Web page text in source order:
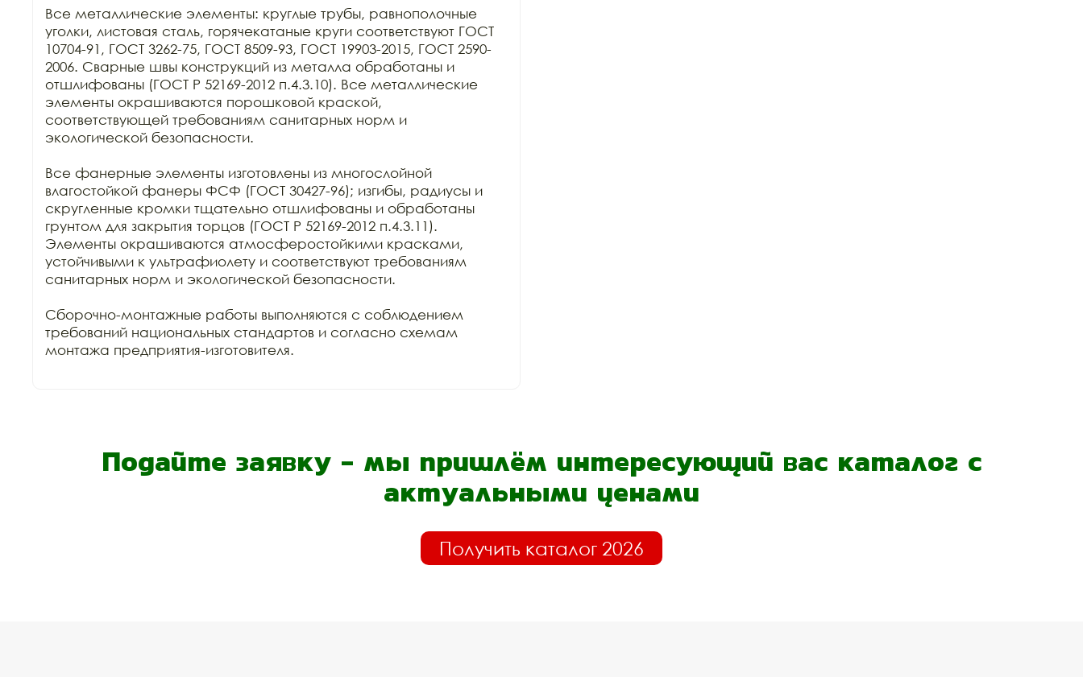
Все металлические элементы: круглые трубы, равнополочные
уголки, листовая сталь, горячекатаные круги соответствуют ГОСТ
10704-91, ГОСТ 3262-75, ГОСТ 8509-93, ГОСТ 19903-2015, ГОСТ 2590-
2006. Сварные швы конструкций из металла обработаны и
отшлифованы (ГОСТ Р 52169-2012 п.4.3.10). Все металлические
элементы окрашиваются порошковой краской,
соответствующей требованиям санитарных норм и
экологической безопасности.
Все фанерные элементы изготовлены из многослойной
влагостойкой фанеры ФСФ (ГОСТ 30427-96); изгибы, радиусы и
скругленные кромки тщательно отшлифованы и обработаны
грунтом для закрытия торцов (ГОСТ Р 52169-2012 п.4.3.11).
Элементы окрашиваются атмосферостойкими красками,
устойчивыми к ультрафиолету и соответствуют требованиям
санитарных норм и экологической безопасности.
Сборочно-монтажные работы выполняются с соблюдением
требований национальных стандартов и согласно схемам
монтажа предприятия-изготовителя.
Подайте заявку - мы пришлём интересующий вас каталог с
актуальными ценами
Получить каталог 2026